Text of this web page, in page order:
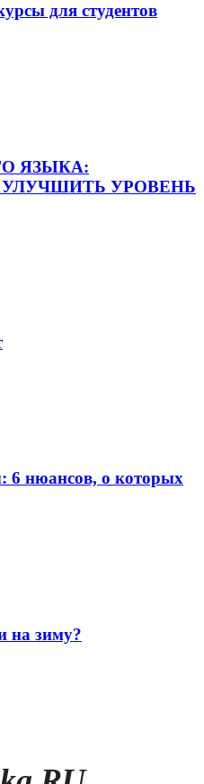
для студентов
ЯЗЫКА:
УРОВЕНЬ
6 нюансов, о которых
на зиму?